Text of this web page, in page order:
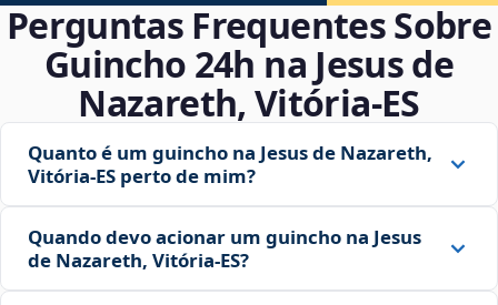
Perguntas Frequentes Sobre
Guincho 24h na Jesus de
Nazareth, Vitória‑ES
Quanto é um guincho na Jesus de Nazareth,
Vitória‑ES perto de mim?
Quando devo acionar um guincho na Jesus
de Nazareth, Vitória‑ES?